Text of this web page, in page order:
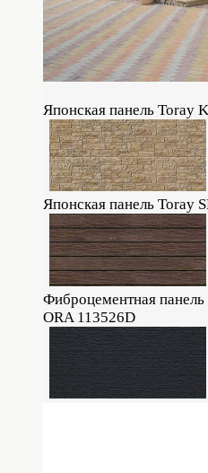
Японская панель Toray
Японская панель Toray
Фиброцементная
ORA 113526D